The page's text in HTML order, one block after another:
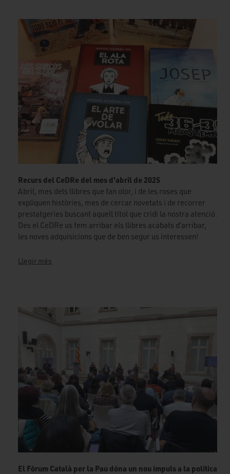
Recurs del CeDRe del mes d'abril de 2025
Abril, mes dels llibres que fan olor, i de les roses que
expliquen històries, mes de cercar novetats i de recorrer
prestatgeries buscant aquell títol que cridi la nostra atenció.
Des el CeDRe us fem arribar els llibres acabats d’arribar,
les noves adquisicions que de ben segur us interessen!
Llegir més
El Fòrum Català per la Pau dóna un nou impuls a la política